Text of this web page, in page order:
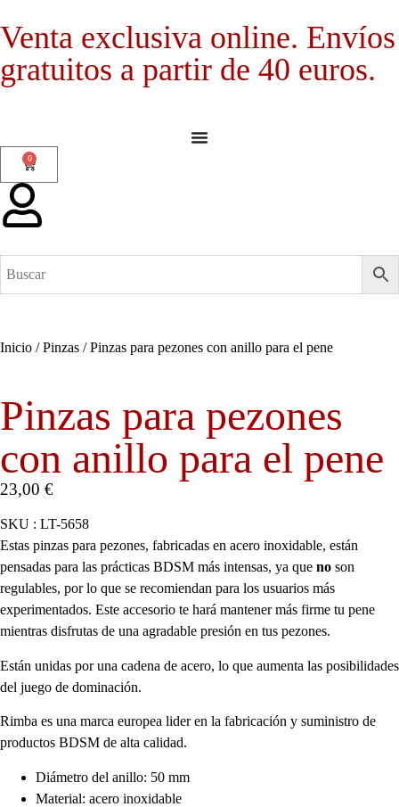
Venta exclusiva online. Envíos
gratuitos a partir de 40 euros.
0
Inicio /Pinzas / Pinzas para pezones con anillo para el pene
Pinzas para pezones
con anillo para el pene
23,00 €
SKU : LT-5658
Estas pinzas para pezones, fabricadas en acero inoxidable, están
pensadas para las prácticas BDSM más intensas, ya que no son
regulables, por lo que se recomiendan para los usuarios más
experimentados. Este accesorio te hará mantener más firme tu pene
mientras disfrutas de una agradable presión en tus pezones.
Están unidas por una cadena de acero, lo que aumenta las posibilidades
del juego de dominación.
Rimba es una marca europea lider en la fabricación y suministro de
productos BDSM de alta calidad.
Diámetro del anillo: 50 mm
Material: acero inoxidable